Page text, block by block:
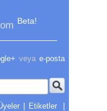
Beta!
veya e-posta
| Etiketler
|